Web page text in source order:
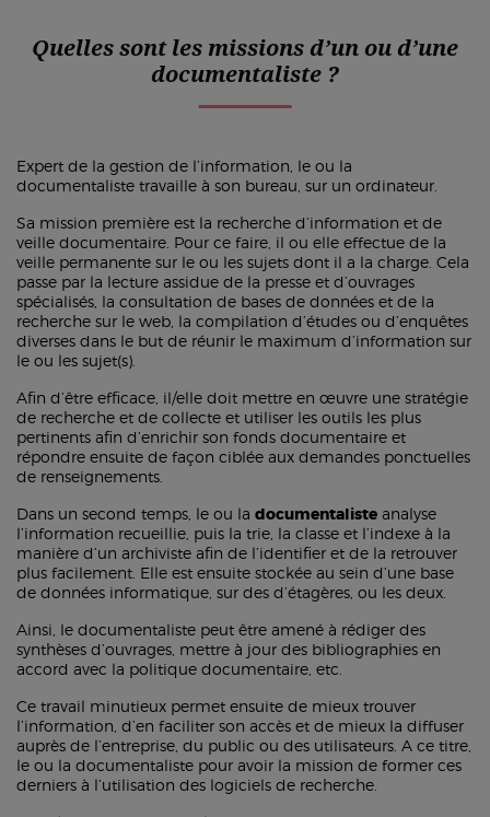
Quelles sont les missions d’un ou d’une
documentaliste ?
Expert de la gestion de l’information, le ou la
documentaliste travaille à son bureau, sur un ordinateur.
Sa mission première est la recherche d’information et de
veille documentaire. Pour ce faire, il ou elle effectue de la
veille permanente sur le ou les sujets dont il a la charge. Cela
passe par la lecture assidue de la presse et d’ouvrages
spécialisés, la consultation de bases de données et de la
recherche sur le web, la compilation d’études ou d’enquêtes
diverses dans le but de réunir le maximum d’information sur
le ou les sujet(s).
Afin d’être efficace, il/elle doit mettre en œuvre une stratégie
de recherche et de collecte et utiliser les outils les plus
pertinents afin d’enrichir son fonds documentaire et
répondre ensuite de façon ciblée aux demandes ponctuelles
de renseignements.
Dans un second temps, le ou la documentaliste analyse
l’information recueillie, puis la trie, la classe et l’indexe à la
manière d’un archiviste afin de l’identifier et de la retrouver
plus facilement. Elle est ensuite stockée au sein d’une base
de données informatique, sur des d’étagères, ou les deux.
Ainsi, le documentaliste peut être amené à rédiger des
synthèses d’ouvrages, mettre à jour des bibliographies en
accord avec la politique documentaire, etc.
Ce travail minutieux permet ensuite de mieux trouver
l’information, d’en faciliter son accès et de mieux la diffuser
auprès de l’entreprise, du public ou des utilisateurs. A ce titre,
le ou la documentaliste pour avoir la mission de former ces
derniers à l’utilisation des logiciels de recherche.